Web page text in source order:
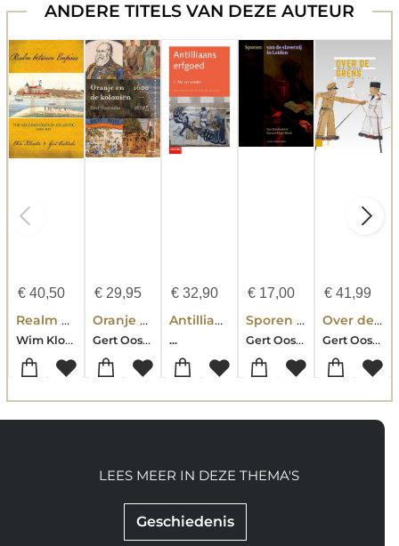
ANDERE TITELS VAN DEZE AUTEUR
€40,50
Realm between Empires
Wim Klooster-Gert Oostindie
€29,95
Oranje en de koloniën, 1600-2025
Gert Oostindie
€ 32,90
Antilliaans erfgoed
...
€ 17,00
Sporen van de slavernij in Leiden
Gert Oostindie-Karwan Fatah-Black
€ 41,99
Over de grens
Gert Oostindie
Geschiedenis
LEES MEER IN DEZE THEMA'S